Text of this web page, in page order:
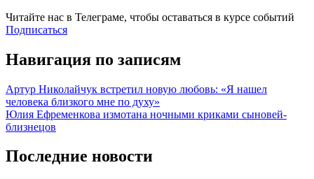
Читайте нас в Телеграме, чтобы оставаться в курсе событий
Подписаться
Навигация по записям
Артур Николайчук встретил новую любовь: «Я нашел
человека близкого мне по духу»
Юлия Ефременкова измотана ночными криками сыновей-
близнецов
Последние новости